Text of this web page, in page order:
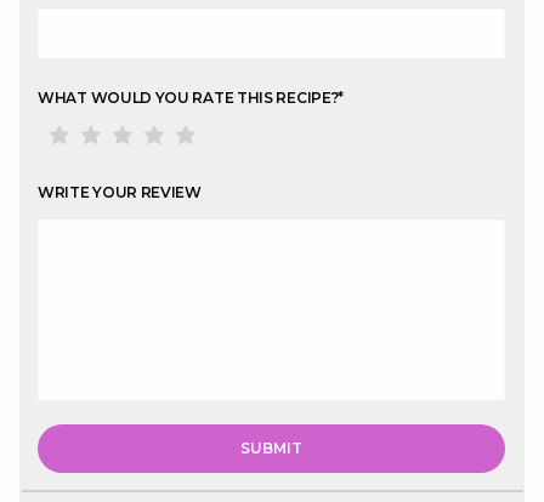
WHAT WOULD YOU RATE THIS RECIPE?*
WRITE YOUR REVIEW